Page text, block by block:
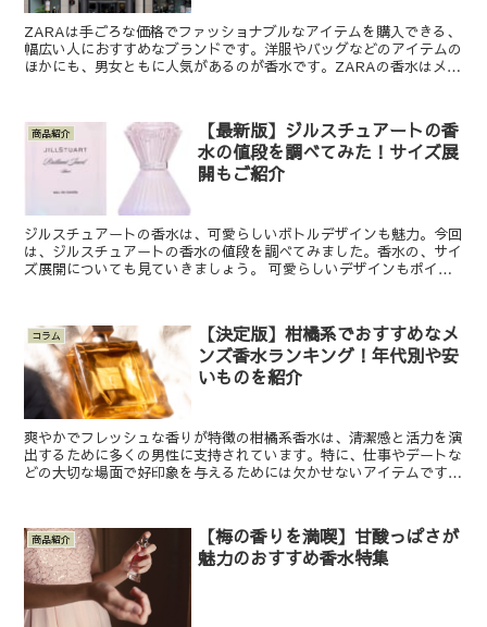
ZARAは手ごろな価格でファッショナブルなアイテムを購入できる、
幅広い人におすすめなブランドです。洋服やバッグなどのアイテムの
ほかにも、男女ともに人気があるのが香水です。ZARAの香水はメン
商品紹介
【最新版】ジルスチュアートの香
水の値段を調べてみた！サイズ展
開もご紹介
ジルスチュアートの香水は、可愛らしいボトルデザインも魅力。今回
は、ジルスチュアートの香水の値段を調べてみました。香水の、サイ
ズ展開についても見ていきましょう。 可愛らしいデザインもポイン
コラム
【決定版】柑橘系でおすすめなメ
ンズ香水ランキング！年代別や安
いものを紹介
爽やかでフレッシュな香りが特徴の柑橘系香水は、清潔感と活力を演
出するために多くの男性に支持されています。特に、仕事やデートな
どの大切な場面で好印象を与えるためには欠かせないアイテムです。
商品紹介
【梅の香りを満喫】甘酸っぱさが
魅力のおすすめ香水特集